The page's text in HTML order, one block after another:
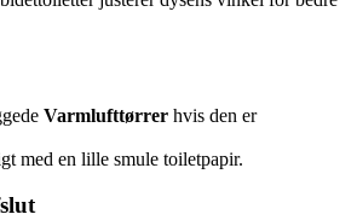
Varmlufttørrer hvis den er
med en lille smule toiletpapir.